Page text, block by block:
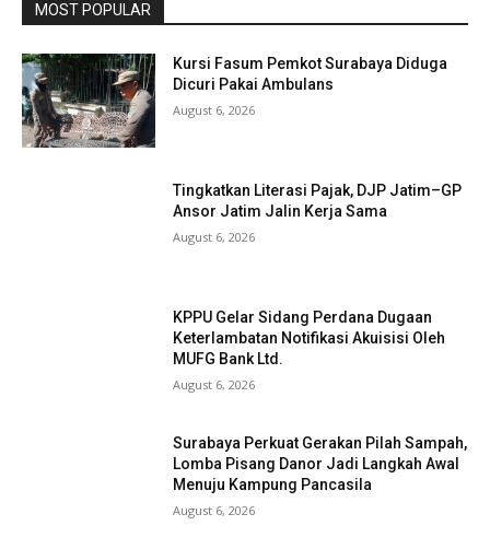
MOST POPULAR
Kursi Fasum Pemkot Surabaya Diduga
Dicuri Pakai Ambulans
August 6, 2026
Tingkatkan Literasi Pajak, DJP Jatim–GP
Ansor Jatim Jalin Kerja Sama
August 6, 2026
KPPU Gelar Sidang Perdana Dugaan
Keterlambatan Notifikasi Akuisisi Oleh
MUFG Bank Ltd.
August 6, 2026
Surabaya Perkuat Gerakan Pilah Sampah,
Lomba Pisang Danor Jadi Langkah Awal
Menuju Kampung Pancasila
August 6, 2026